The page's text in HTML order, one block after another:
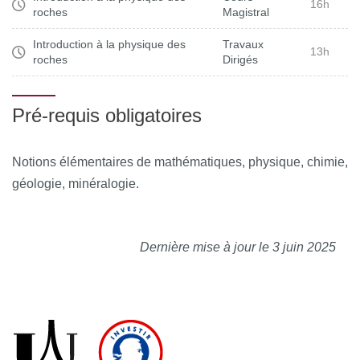
comportement des systèmes naturels et leurs
morphologies. Cet enseignement comprend huit cours et
cinq séances de travaux dirigés.
5. Initier à la pratique élémentaire de la théorie des
réseaux.
6. Fournir des outils théoriques et pratiques sur les roches
et opérationnelle en master.
roches
Magistral
16h
Introduction à la physique des
roches
Travaux
Dirigés
13h
Pré-requis obligatoires
Notions élémentaires de mathématiques, physique, chimie,
géologie, minéralogie.
Dernière mise à jour le 3 juin 2025